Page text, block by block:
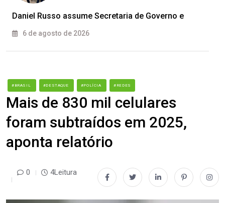
Daniel Russo assume Secretaria de Governo e
6 de agosto de 2026
#BRASIL #DESTAQUE #POLÍCIA #REDES
Mais de 830 mil celulares
foram subtraídos em 2025,
aponta relatório
0 4Leitura